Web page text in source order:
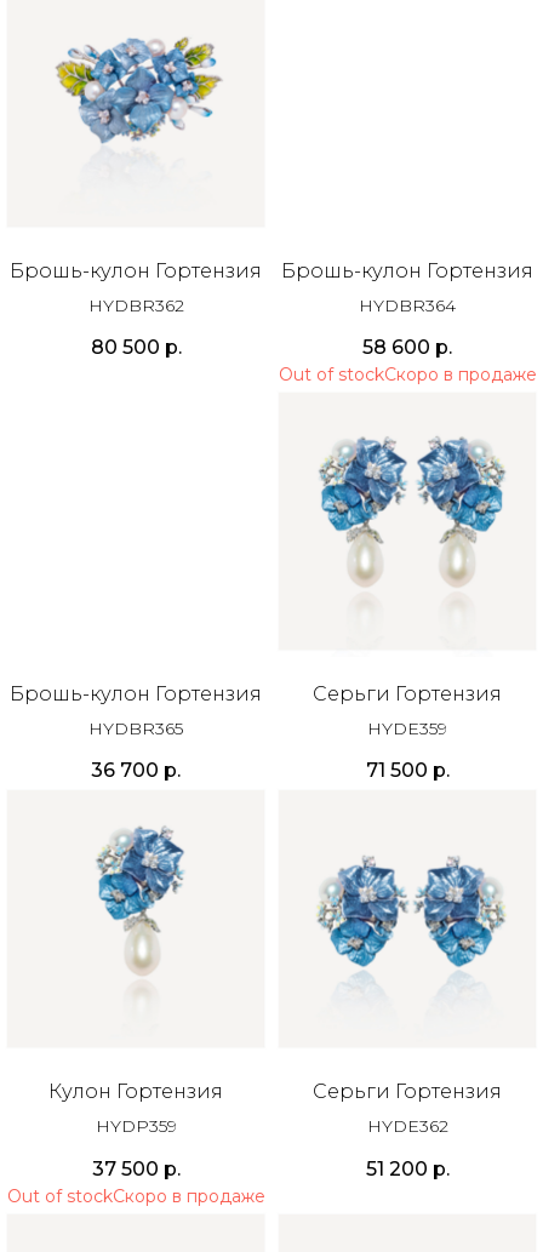
Брошь-кулон Гортензия
HYDBR362
80 500 р.
Брошь-кулон Гортензия
HYDBR364
58 600 р.
Out of stock
Брошь-кулон Гортензия
HYDBR365
36 700 р.
Серьги Гортензия
HYDE359
71 500 р.
Кулон Гортензия
HYDP359
37 500 р.
Out of stock
Серьги Гортензия
HYDE362
51 200 р.